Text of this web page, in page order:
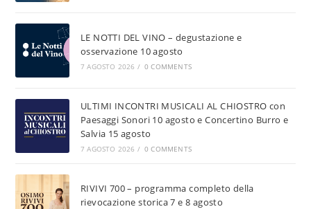
LE NOTTI DEL VINO – degustazione e
osservazione 10 agosto
7 AGOSTO 2026 / 0 COMMENTS
ULTIMI INCONTRI MUSICALI AL CHIOSTRO con
Paesaggi Sonori 10 agosto e Concertino Burro e
Salvia 15 agosto
7 AGOSTO 2026 / 0 COMMENTS
RIVIVI 700 – programma completo della
rievocazione storica 7 e 8 agosto